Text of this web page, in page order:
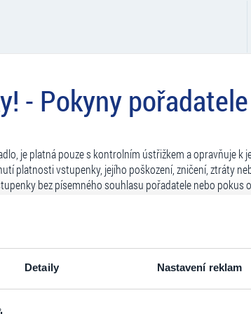
Detaily Nastavení reklam
- Pokyny
je platná pouze s kontrolním ústřižkem a opravňuje
platnosti vstupenky, jejího poškození, zničení, ztráty
bez písemného souhlasu pořadatele nebo pokus
místo konání akce nebo bude vyveden a zakládá to
vstup na akci všem držitelům takových vstupenek.
akce zodpovídá za vrácení vstupného pořadatel. V
zvláštních nákladů (např. hotel, jízdní výlohy) se